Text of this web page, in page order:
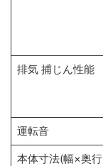
排気 捕じん性能
運転音
本体寸法(幅×奥行